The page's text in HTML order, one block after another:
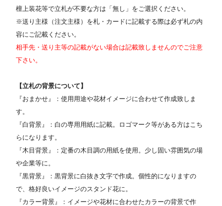
檀上装花等で立札が不要な方は「無し」をご選択ください。
※送り主様（注文主様）を札・カードに記載する際は必ず札の内
容にご記載ください。
相手先・送り主等の記載がない場合は記載致しませんのでご注意
下さい。
【立札の背景について】
『おまかせ』：使用用途や花材イメージに合わせて作成致しま
す。
『白背景』：白の専用用紙に記載。ロゴマーク等がある方はこち
らになります。
『木目背景』：定番の木目調の用紙を使用。少し固い雰囲気の場
や企業等に。
『黒背景』：黒背景に白抜き文字で作成。個性的になりますの
で、格好良いイメージのスタンド花に。
『カラー背景』：イメージや花材に合わせたカラーの背景で作